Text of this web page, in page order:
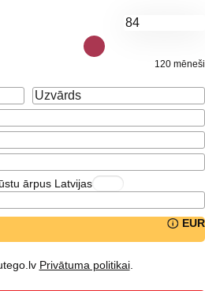
120 mēneši
ārpus Latvijas
EUR
Privātuma politikai.